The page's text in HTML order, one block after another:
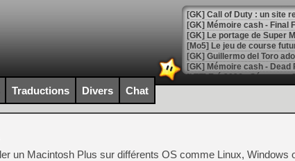
[GK] Le portage de Super
[Mo5] Le jeu de course
[GK] Guillermo del Toro
[LTF] Eté 2026 - Séquence
[GK] Mistfall Hunter :
[GK] Wo Long 2 évolue
[GK] Crossfire : un TPS à
[LS] [PS5] Premiers
Traductions Divers Chat
un Macintosh Plus sur différents OS comme Linux, Windows